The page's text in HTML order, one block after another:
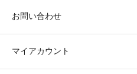
お問い合わせ
マイアカウント